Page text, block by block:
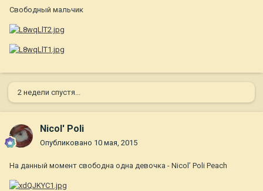
Свободный мальчик
2 недели спустя...
Nicol' Poli
Опубликовано 10 мая, 2015
На данный момент свободна одна девочка - Nicol’ Poli Peach